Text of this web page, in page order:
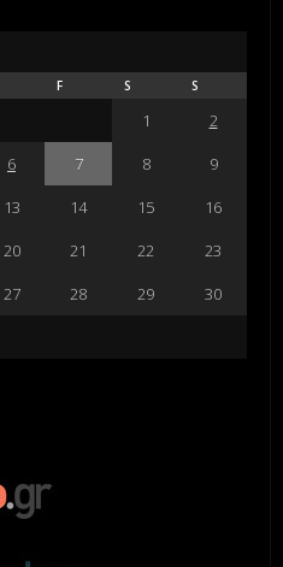
F S S
1
2
6 7 8
9
13 14 15
16
20 21 22
23
27 28 29
30